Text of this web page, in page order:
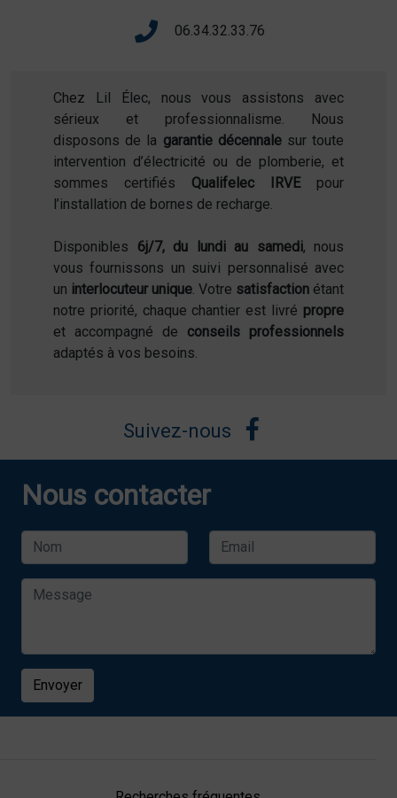
06.34.32.33.76
Chez Lil Élec, nous vous assistons avec
sérieux et professionnalisme. Nous
disposons de la garantie décennalesur toute
intervention d’électricité ou de plomberie, et
sommes certifiés Qualifelec IRVEpour
l’installation de bornes de recharge.
Disponibles 6j/7, du lundi au samedi, nous
vous fournissons un suivi personnalisé avec
un interlocuteur unique. Votre satisfaction étant
notre priorité, chaque chantier est livré propre
et accompagné de conseils professionnels
adaptés à vos besoins.
Suivez-nous
Nous contacter
Envoyer